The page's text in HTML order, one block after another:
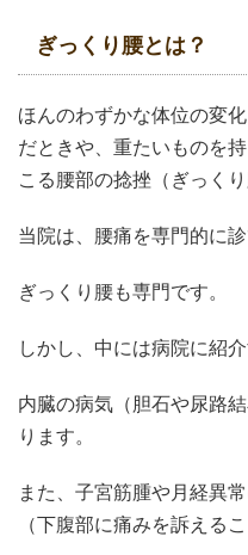
ぎっくり腰とは？
ほんのわずかな体位の変
だときや、重たいものを
こる腰部の捻挫（ぎっく
当院は、腰痛を専門的に診
ぎっくり腰も専門です。
しかし、中には病院に紹
内臓の病気（胆石や尿路
ります。
また、子宮筋腫や月経異
（下腹部に痛みを訴える